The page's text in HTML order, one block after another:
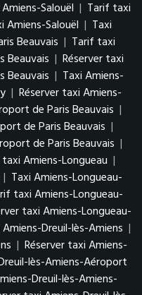
Salouël | Tarif taxi
Amiens-Salouël | Taxi
Beauvais | Tarif taxi
Beauvais | Réserver taxi
Beauvais | Taxi Amiens-
| Réserver taxi Amiens-
de Paris Beauvais |
de Paris Beauvais |
de Paris Beauvais |
Amiens-Longueau |
| Taxi Amiens-Longueau-
taxi Amiens-Longueau-
taxi Amiens-Longueau-
Dreuil-lès-Amiens |
| Réserver taxi Amiens-
lès-Amiens-Aéroport
Dreuil-lès-Amiens-